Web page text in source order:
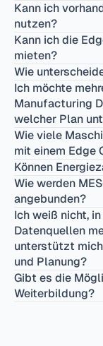
Kann ich
nutzen?
Kann ich die
mieten?
Wie
Ich möchte
Manufacturing
welcher Plan
Wie viele
mit einem Edge
Können
Wie werden
angebunden?
Ich weiß nicht,
Datenquellen
unterstützt mich
Gibt es die
Weiterbildung?